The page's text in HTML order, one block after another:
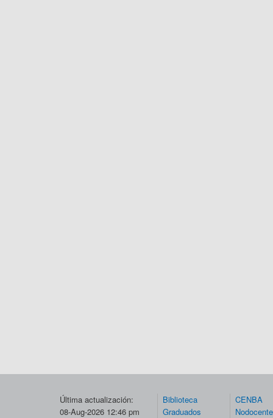
Última actualización:
08-Aug-2026 12:46 pm
Biblioteca
Graduados
CENBA